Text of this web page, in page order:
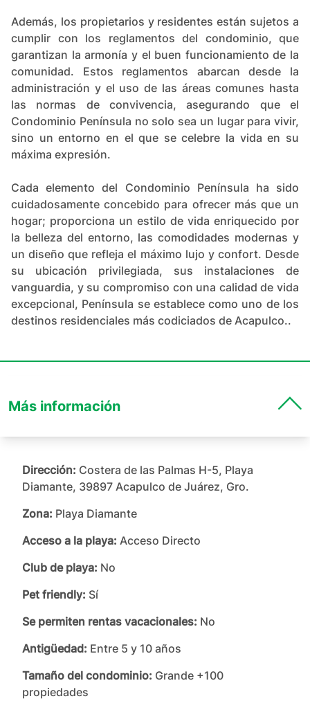
Además, los propietarios y residentes están sujetos a
cumplir con los reglamentos del condominio, que
garantizan la armonía y el buen funcionamiento de la
comunidad​​​​. Estos reglamentos abarcan desde la
administración y el uso de las áreas comunes hasta
las normas de convivencia, asegurando que el
Condominio Península no solo sea un lugar para vivir,
sino un entorno en el que se celebre la vida en su
máxima expresión.
Cada elemento del Condominio Península ha sido
cuidadosamente concebido para ofrecer más que un
hogar; proporciona un estilo de vida enriquecido por
la belleza del entorno, las comodidades modernas y
un diseño que refleja el máximo lujo y confort. Desde
su ubicación privilegiada, sus instalaciones de
vanguardia, y su compromiso con una calidad de vida
excepcional, Península se establece como uno de los
destinos residenciales más codiciados de Acapulco..
Más información
Dirección: Costera de las Palmas H-5, Playa
Diamante, 39897 Acapulco de Juárez, Gro.
Zona: Playa Diamante
Acceso a la playa: Acceso Directo
Club de playa: No
Pet friendly: Sí
Se permiten rentas vacacionales: No
Antigüedad: Entre 5 y 10 años
Tamaño del condominio: Grande +100
propiedades